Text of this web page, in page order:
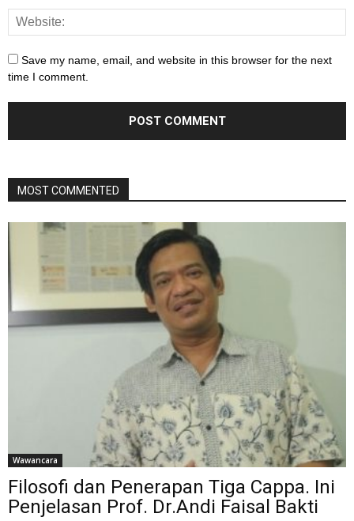
Save my name, email, and website in this browser for the next
time I comment.
MOST COMMENTED
Wawancara
Filosofi dan Penerapan Tiga Cappa. Ini
Penjelasan Prof. Dr.Andi Faisal Bakti